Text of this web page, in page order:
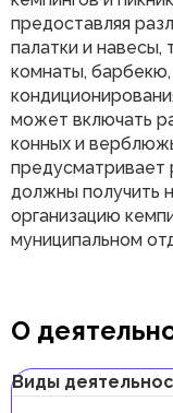
предоставляя
палатки и
комнаты,
может включать
конных и
предусматривает
должны получить
организацию
муниципальном
О
Виды